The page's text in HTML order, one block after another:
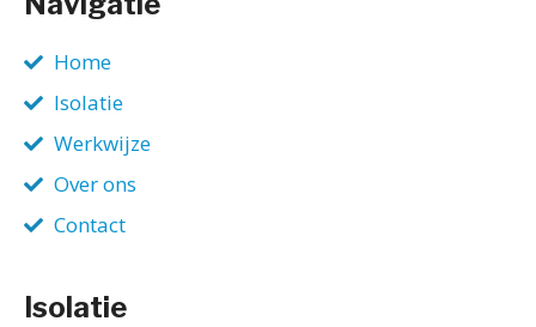
Home
Isolatie
Werkwijze
Over ons
Contact
Isolatie